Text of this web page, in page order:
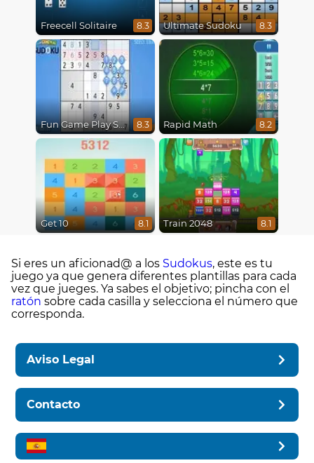
Freecell Solitaire 8.3 Ultimate Sudoku 8.3
Fun Game Play Sudoku 8.3 Rapid Math 8.2
Get 10 8.1 Train 2048 8.1
Si eres un aficionad@ a los Sudokus, este es tu
juego ya que genera diferentes plantillas para cada
vez que jueges. Ya sabes el objetivo; pincha con el
ratón sobre cada casilla y selecciona el número que
corresponda.
Aviso Legal
Contacto